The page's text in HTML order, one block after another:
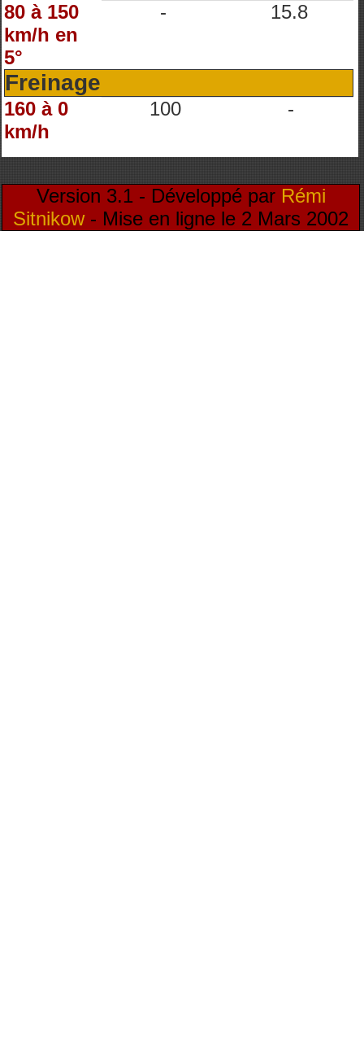
80 à 150
km/h en
5°
- 15.8
Freinage
160 à 0
km/h
100 -
Version 3.1 - Développé par Rémi
Sitnikow- Mise en ligne le 2 Mars 2002